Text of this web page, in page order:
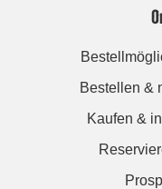
Bestellen &
Kaufen &